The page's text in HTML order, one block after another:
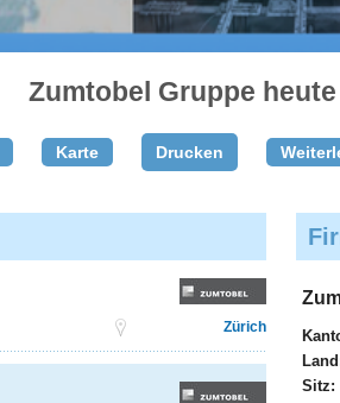
Zumtobel Gruppe
Karte Drucken
Zürich
Sitz: